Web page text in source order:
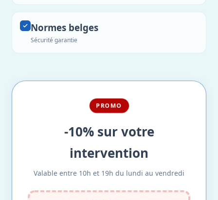
Normes belges
Sécurité garantie
PROMO
-10% sur votre
intervention
Valable entre 10h et 19h du lundi au vendredi